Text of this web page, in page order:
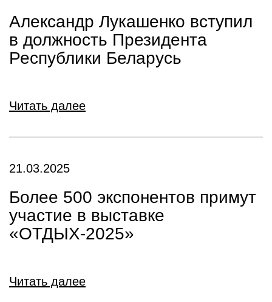
Александр Лукашенко вступил
в должность Президента
Республики Беларусь
Читать далее
21.03.2025
Более 500 экспонентов примут
участие в выставке
«ОТДЫХ-2025»
Читать далее